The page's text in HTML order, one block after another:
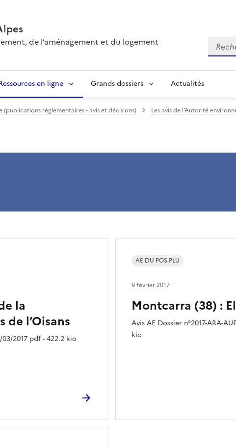
de l’aménagement et du logement
en ligne Grands dossiers Actualités
(publications réglementaires - avis et décisions) Les avis de l’Autorité
la
l’Oisans
03/2017 pdf - 422.2 kio
Montcarra (38) :
Avis AE Dossier n°2017-ARA-
kio
AE DU POS PLU
9 février 2017